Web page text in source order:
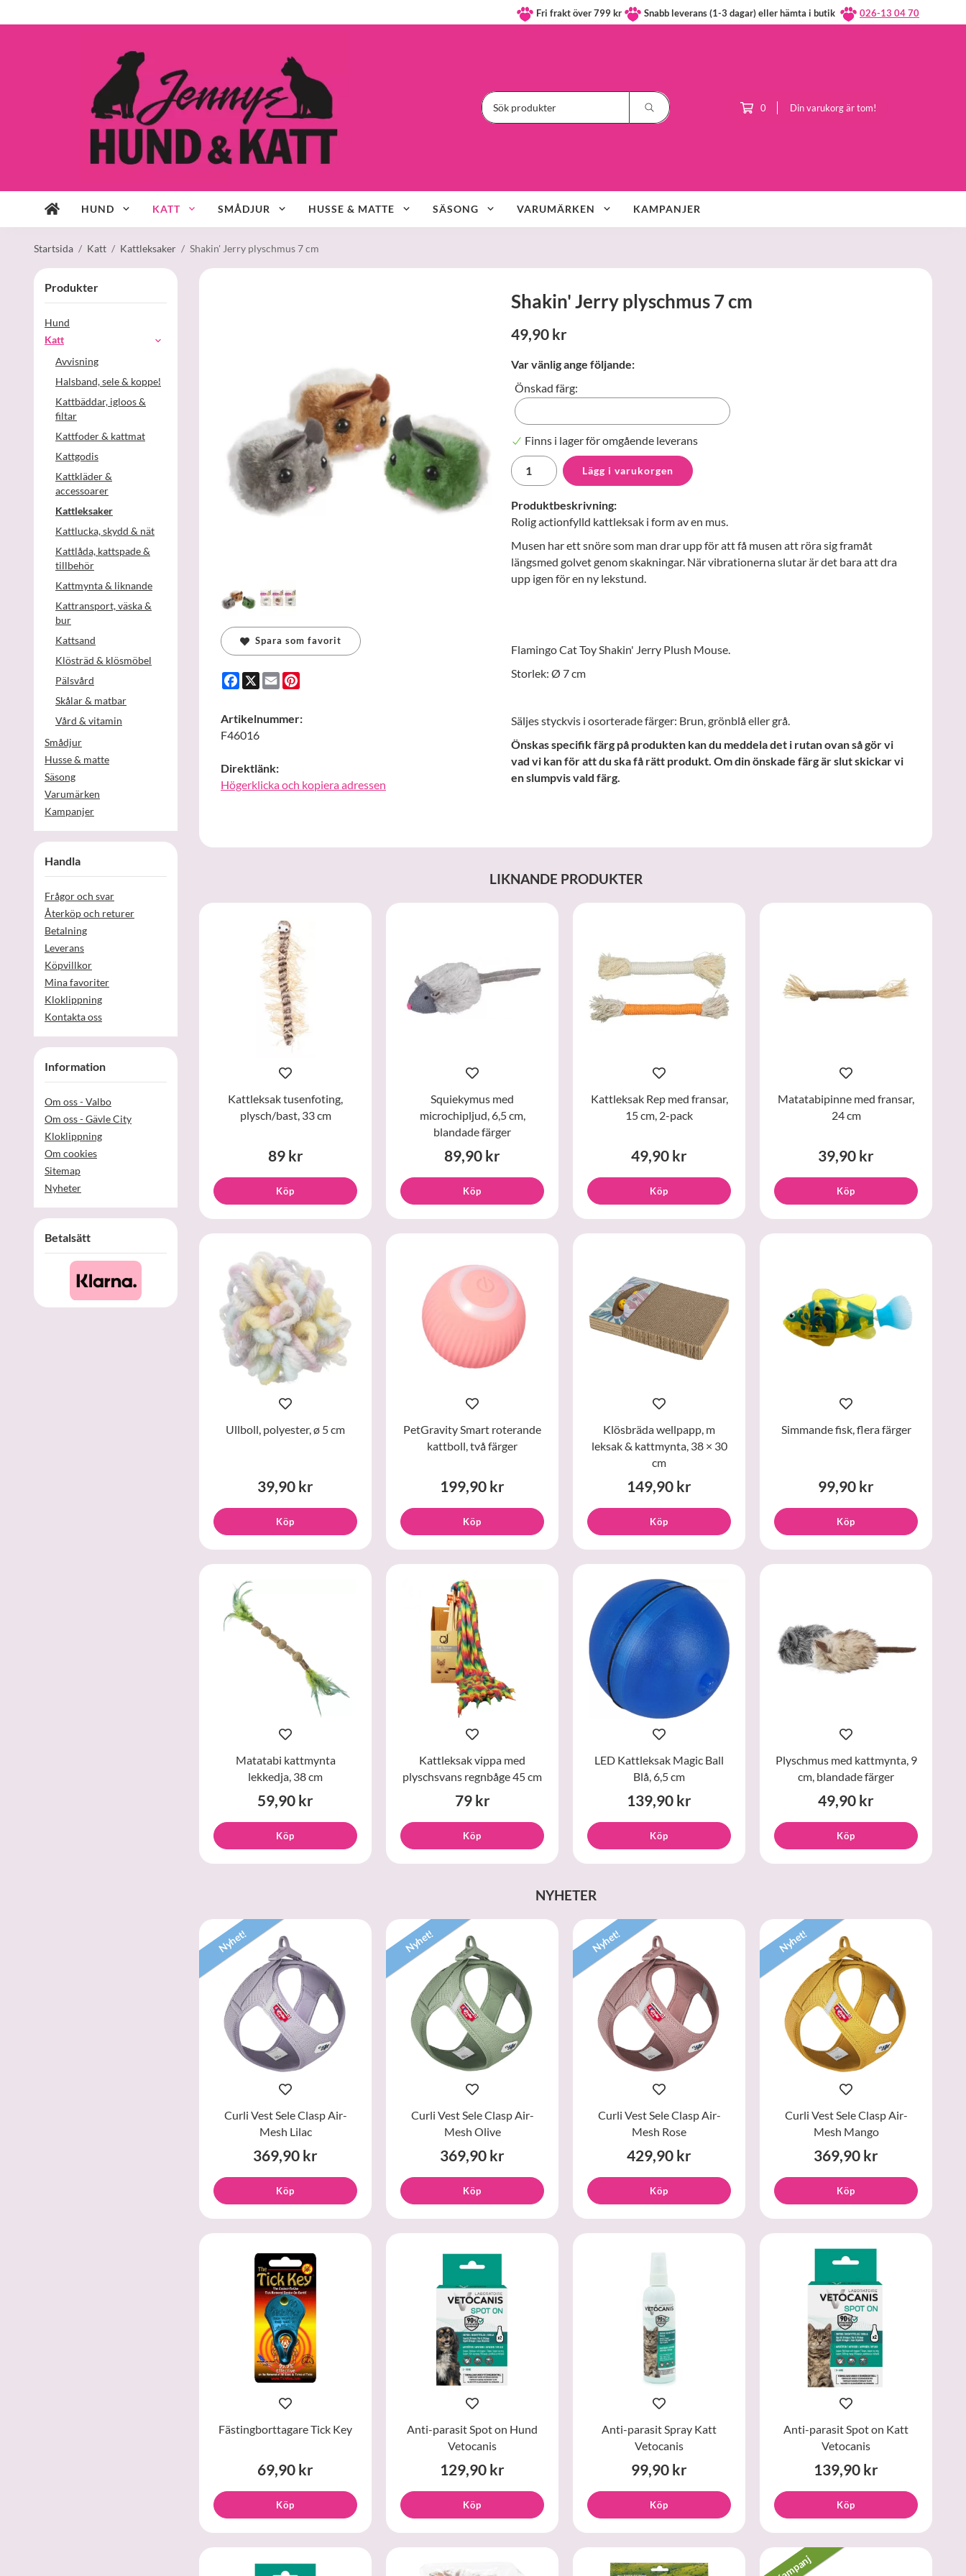
Fri frakt över 799 kr Snabb leverans (1-3 dagar) eller hämta i butik 026-13 04 70
0 Din varukorg är tom!
HUND KATT SMÅDJUR HUSSE & MATTE SÄSONG VARUMÄRKEN KAMPANJER
Startsida / Katt / Kattleksaker / Shakin' Jerry plyschmus 7 cm
Produkter
Hund
Katt
Avvisning
Halsband, sele & koppel
Kattbäddar, igloos &
filtar
Kattfoder & kattmat
Kattgodis
Kattkläder &
accessoarer
Kattleksaker
Kattlucka, skydd & nät
Kattlåda, kattspade &
tillbehör
Kattmynta & liknande
Kattransport, väska &
bur
Kattsand
Klösträd & klösmöbel
Pälsvård
Skålar & matbar
Vård & vitamin
Smådjur
Husse & matte
Säsong
Varumärken
Kampanjer
Handla
Frågor och svar
Återköp och returer
Betalning
Leverans
Köpvillkor
Mina favoriter
Kloklippning
Kontakta oss
Information
Om oss - Valbo
Om oss - Gävle City
Kloklippning
Om cookies
Sitemap
Nyheter
Betalsätt
Shakin' Jerry plyschmus 7 cm
49,90 kr
Var vänlig ange följande:
Önskad färg:
Finns i lager för omgående leverans
Lägg i varukorgen
Produktbeskrivning:
Rolig actionfylld kattleksak i form av en mus.
Musen har ett snöre som man drar upp för att få musen att röra sig framåt
längsmed golvet genom skakningar. När vibrationerna slutar är det bara att dra
upp igen för en ny lekstund.
Flamingo Cat Toy Shakin' Jerry Plush Mouse.
Storlek: Ø 7 cm
Säljes styckvis i osorterade färger: Brun, grönblå eller grå.
Önskas specifik färg på produkten kan du meddela det i rutan ovan så gör vi
vad vi kan för att du ska få rätt produkt. Om din önskade färg är slut skickar vi
en slumpvis vald färg.
Spara som favorit
Facebook
X Email
Artikelnummer:
F46016
Direktlänk:
Högerklicka och kopiera adressen
LIKNANDE PRODUKTER
Kattleksak tusenfoting,
plysch/bast, 33 cm
89 kr
Köp
Squiekymus med
microchipljud, 6,5 cm,
blandade färger
89,90 kr
Köp
Kattleksak Rep med fransar,
15 cm, 2-pack
49,90 kr
Köp
Matatabipinne med fransar,
24 cm
39,90 kr
Köp
Ullboll, polyester, ø 5 cm
39,90 kr
Köp
PetGravity Smart roterande
kattboll, två färger
199,90 kr
Köp
Klösbräda wellpapp, m
leksak & kattmynta, 38 × 30
cm
149,90 kr
Köp
Simmande fisk, flera färger
99,90 kr
Köp
Matatabi kattmynta
lekkedja, 38 cm
59,90 kr
Köp
Kattleksak vippa med
plyschsvans regnbåge 45 cm
79 kr
Köp
LED Kattleksak Magic Ball
Blå, 6,5 cm
139,90 kr
Köp
Plyschmus med kattmynta, 9
cm, blandade färger
49,90 kr
Köp
NYHETER
Nyhet!
Curli Vest Sele Clasp Air-
Mesh Lilac
369,90 kr
Köp
Nyhet!
Curli Vest Sele Clasp Air-
Mesh Olive
369,90 kr
Köp
Nyhet!
Curli Vest Sele Clasp Air-
Mesh Rose
429,90 kr
Köp
Nyhet!
Curli Vest Sele Clasp Air-
Mesh Mango
369,90 kr
Köp
Fästingborttagare Tick Key
69,90 kr
Köp
Anti-parasit Spot on Hund
Vetocanis
129,90 kr
Köp
Anti-parasit Spray Katt
Vetocanis
99,90 kr
Köp
Anti-parasit Spot on Katt
Vetocanis
139,90 kr
Köp